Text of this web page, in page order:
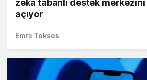
zeka tabanlı destek merkezini
açıyor
Emre Tokses